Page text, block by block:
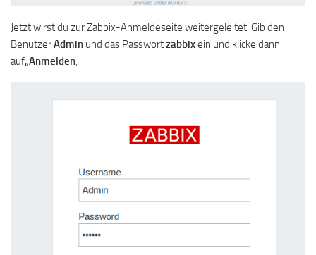
Jetzt wirst du zur Zabbix-Anmeldeseite weitergeleitet. Gib den
BenutzerAdmin und das Passwortzabbixein und klicke dann
auf„Anmelden„.